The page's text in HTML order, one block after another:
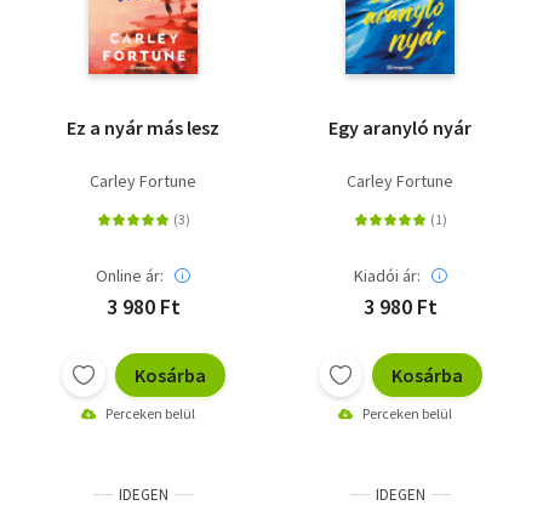
Ez a nyár más lesz
Carley Fortune
Online ár:
3 980 Ft
Kosárba
Perceken belül
Egy aranyló nyár
Carley Fortune
Kiadói ár:
3 980 Ft
Kosárba
Perceken belül
IDEGEN IDEGEN